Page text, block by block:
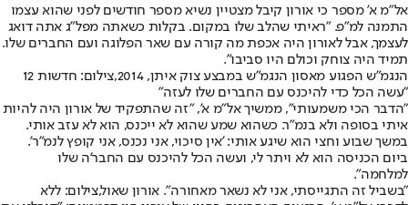
אל"מ א' מספר כי אורון קיבל מצטיין נשיא מספר חודשים לפני שהוא עצמו
התמנה למ"פ. "ראיתי שהלב שלו במקום. בקלות כשאתה מפל"ג אתה דואג
לעצמך, אבל לאורון היה אכפת מה קורה עם שאר הפלוגה ועם החברים שלו.
תמיד היה צוחק וכולם היו סביבו".
הנגמ"ש הפגוע מאסון הנגמ"ש במבצע צוק איתן, 2014,צילום: חדשות 12
"עשה הכל כדי להיכנס עם החברים שלו לעזה"
"הדבר הכי משמעותי", ממשיך אל"מ א', "זה שהתפקיד של אורון היה להיות
איתי בסופה ולא בנמ"ר. כשהוא שמע שהוא לא ייכנס, הוא לא עזב אותי.
במשך שבוע וחצי הוא שיגע אותי: 'אין סיכוי, אני נכנס, אני קופץ לנמ"ר'.
ביום הכניסה הוא לא ויתר לי, ועשה הכל להיכנס עם החבר'ה שלו
למלחמה".
"בשביל זה התגייסתי, אני לא נשאר מאחורה". אורון שאול,צילום: ללא